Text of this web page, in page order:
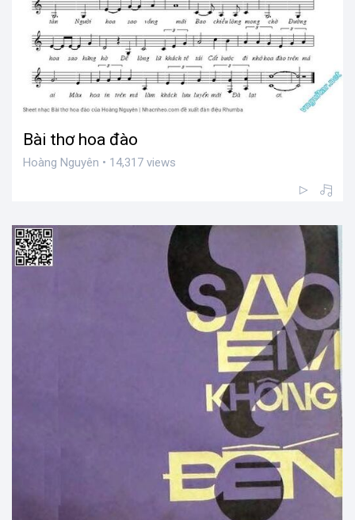
Bài thơ hoa đào
Hoàng Nguyên • 14,317 views